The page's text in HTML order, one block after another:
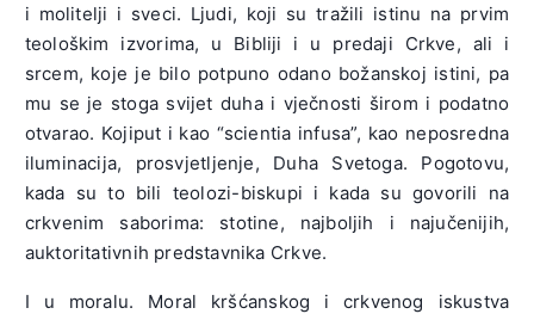
i molitelji i sveci. Ljudi, koji su tražili istinu na prvim
teološkim izvorima, u Bibliji i u predaji Crkve, ali i
srcem, koje je bilo potpuno odano božanskoj istini, pa
mu se je stoga svijet duha i vječnosti širom i podatno
otvarao. Kojiput i kao “scientia infusa”, kao neposredna
iluminacija, prosvjetljenje, Duha Svetoga. Pogotovu,
kada su to bili teolozi-biskupi i kada su govorili na
crkvenim saborima: stotine, najboljih i najučenijih,
auktoritativnih predstavnika Crkve.
I u moralu. Moral kršćanskog i crkvenog iskustva